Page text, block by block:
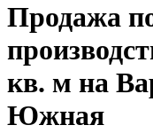
Продажа
кв. м на
Южная